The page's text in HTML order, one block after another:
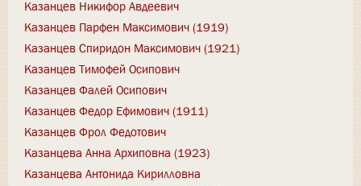
Казанцев Никифор Авдеевич
Казанцев Парфен Максимович (1919)
Казанцев Спиридон Максимович (1921)
Казанцев Тимофей Осипович
Казанцев Фалей Осипович
Казанцев Федор Ефимович (1911)
Казанцев Фрол Федотович
Казанцева Анна Архиповна (1923)
Казанцева Антонида Кирилловна